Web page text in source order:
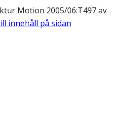
Motion 2005/06:T497 av
innehåll på sidan